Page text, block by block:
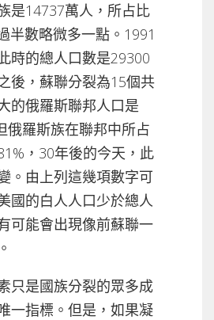
是14737萬人，所占比
半數略微多一點。1991
時的總人口數是29300
後，蘇聯分裂為15個共
的俄羅斯聯邦人口是
俄羅斯族在聯邦中所占
，30年後的今天，此
。由上列這幾項數字可
國的白人人口少於總人
可能會出現像前蘇聯一
只是國族分裂的眾多成
一指標。但是，如果凝